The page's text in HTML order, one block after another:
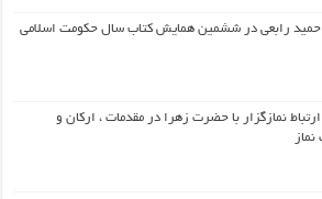
رابعی در ششمین همایش کتاب سال حکومت اسلامی
نمازگزار با حضرت زهرا در مقدمات ، ارکان و
نماز